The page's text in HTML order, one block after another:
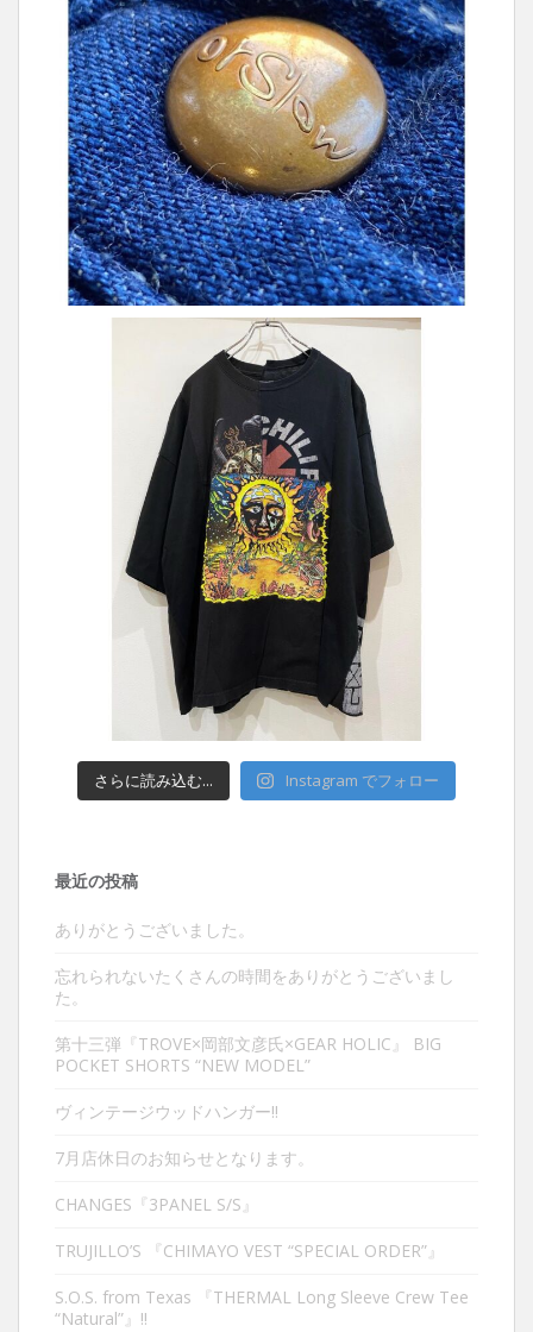
さらに読み込む... Instagram でフォロー
最近の投稿
ありがとうございました。
忘れられないたくさんの時間をありがとうございまし
た。
第十三弾『TROVE×岡部文彦氏×GEAR HOLIC』 BIG
POCKET SHORTS “NEW MODEL”
ヴィンテージウッドハンガー‼︎
7月店休日のお知らせとなります。
CHANGES『3PANEL S/S』
TRUJILLO’S 『CHIMAYO VEST “SPECIAL ORDER”』
S.O.S. from Texas 『THERMAL Long Sleeve Crew Tee
“Natural”』‼︎